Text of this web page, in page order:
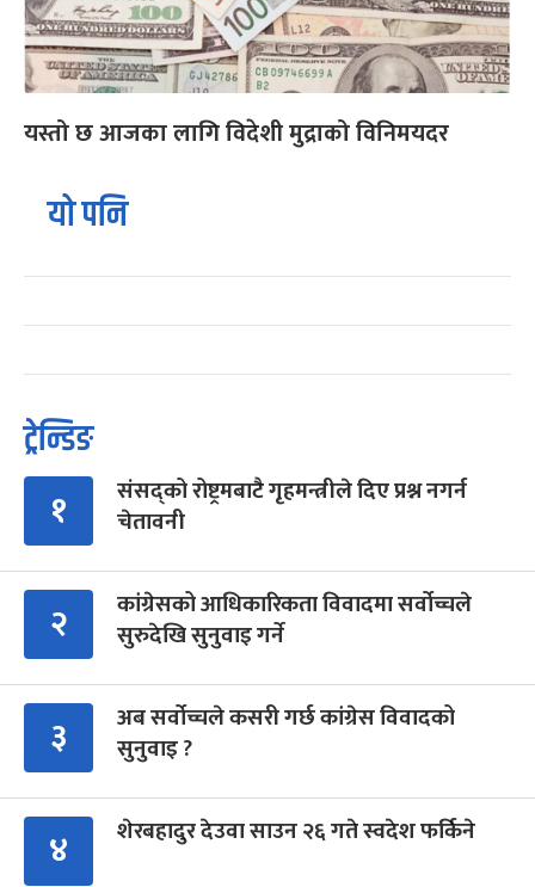
यस्तो छ आजका लागि विदेशी मुद्राको विनिमयदर
यो पनि
ट्रेन्डिङ
१
संसद्को रोष्ट्रमबाटै गृहमन्त्रीले दिए प्रश्न नगर्न
चेतावनी
२
कांग्रेसको आधिकारिकता विवादमा सर्वोच्चले
सुरुदेखि सुनुवाइ गर्ने
३
अब सर्वोच्चले कसरी गर्छ कांग्रेस विवादको
सुनुवाइ ?
४ शेरबहादुर देउवा साउन २६ गते स्वदेश फर्किने